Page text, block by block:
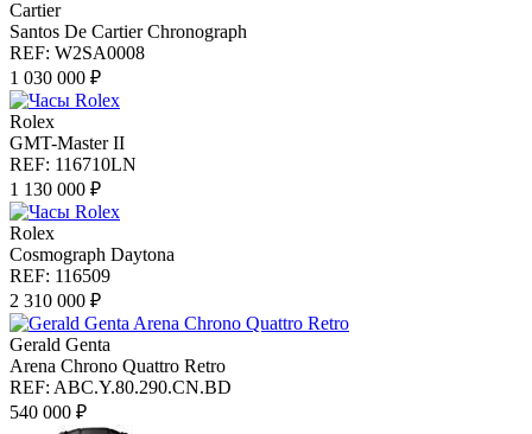
Cartier
Santos De Cartier Chronograph
REF: W2SA0008
1 030 000 ₽
Rolex
GMT-Master II
REF: 116710LN
1 130 000 ₽
Rolex
Cosmograph Daytona
REF: 116509
2 310 000 ₽
Gerald Genta
Arena Chrono Quattro Retro
REF: ABC.Y.80.290.CN.BD
540 000 ₽